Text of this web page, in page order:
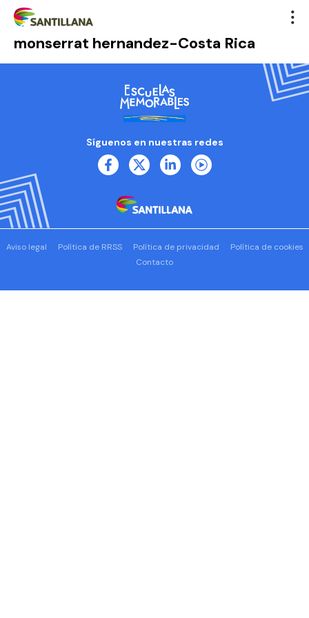
monserrat hernandez-Costa Rica
Síguenos en nuestras redes
Aviso legal Política de RRSS Política de privacidad
Política de cookies
Contacto